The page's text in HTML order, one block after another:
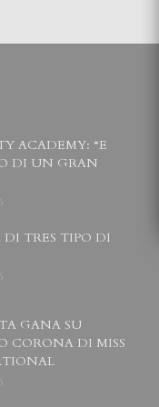
ACADEMY: “E
DI UN GRAN
DI TRES TIPO DI
GANA SU
CORONA DI MISS